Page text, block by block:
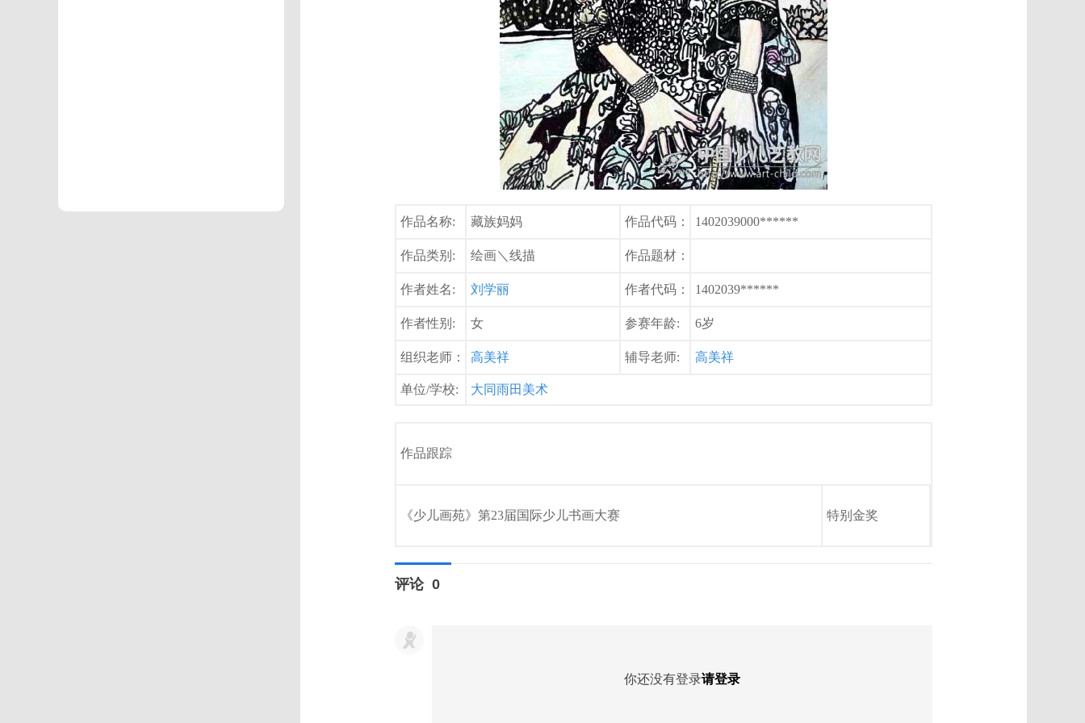
作品名称: 藏族妈妈 作品代码： 1402039000******
作品类别: 绘画＼线描 作品题材：
作者姓名: 刘学丽 作者代码： 1402039******
作者性别: 女 参赛年龄: 6岁
组织老师： 高美祥 辅导老师: 高美祥
单位/学校: 大同雨田美术
作品跟踪
《少儿画苑》第23届国际少儿书画大赛 特别金奖
评论 0
你还没有登录请登录